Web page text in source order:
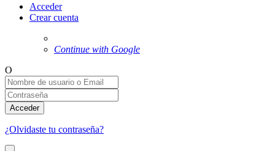
Acceder
Crear cuenta
Continue with Google
O
Acceder
¿Olvidaste tu contraseña?